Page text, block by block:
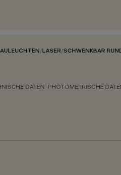
/LASER/SCHWENKBAR
DATEN PHOTOMETRISCHE